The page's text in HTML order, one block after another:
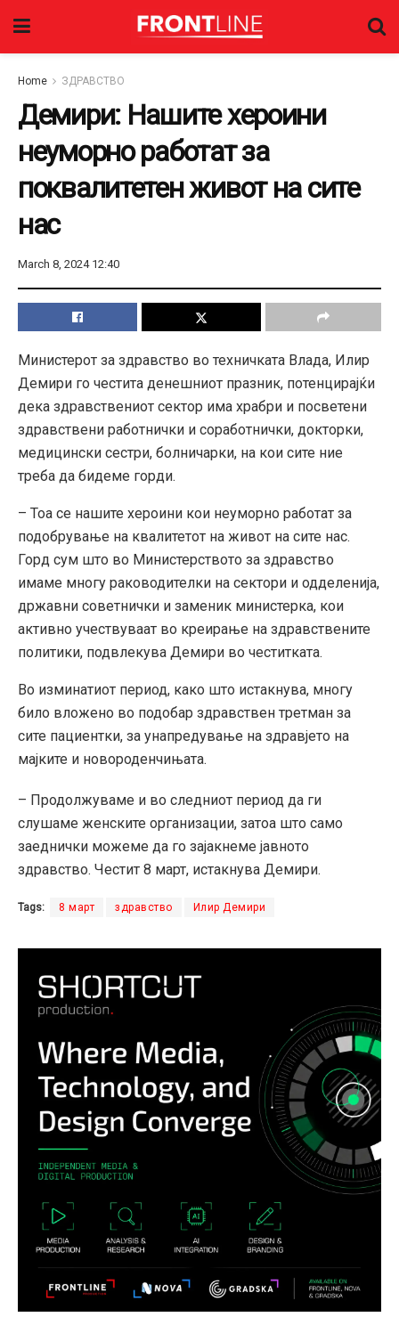
Home ЗДРАВСТВО
Демири: Нашите хероини
неуморно работат за
поквалитетен живот на сите
нас
March 8, 2024 12:40
Министерот за здравство во техничката Влада, Илир
Демири го честита денешниот празник, потенцирајќи
дека здравствениот сектор има храбри и посветени
здравствени работнички и соработнички, докторки,
медицински сестри, болничарки, на кои сите ние
треба да бидеме горди.
– Тоа се нашите хероини кои неуморно работат за
подобрување на квалитетот на живот на сите нас.
Горд сум што во Министерството за здравство
имаме многу раководителки на сектори и одделенија,
државни советнички и заменик министерка, кои
активно учествуваат во креирање на здравствените
политики, подвлекува Демири во честитката.
Во изминатиот период, како што истакнува, многу
било вложено во подобар здравствен третман за
сите пациентки, за унапредување на здравјето на
мајките и новороденчињата.
– Продолжуваме и во следниот период да ги
слушаме женските организации, затоа што само
заеднички можеме да го зајакнеме јавното
здравство. Честит 8 март, истакнува Демири.
Tags: 8 март здравство Илир Демири